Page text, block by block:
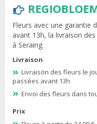
Fleurs avec une garantie
avant 13h, la livraison
à Seraing.
Livraison
Livraison des fleurs le
passées avant 13h
Envoi des fleurs dans
Prix